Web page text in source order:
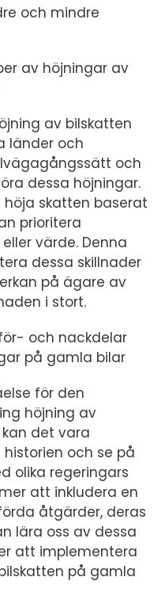
och mindre
av höjningar av
av bilskatten
länder och
och
dessa höjningar.
skatten baserat
prioritera
värde. Denna
dessa skillnader
på ägare av
i stort.
och nackdelar
på gamla bilar
för den
höjning av
det vara
och se på
olika regeringars
att inkludera en
åtgärder, deras
lära oss av dessa
att implementera
på gamla